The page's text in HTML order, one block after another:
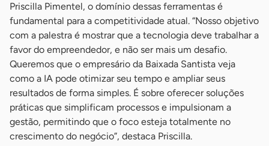
Priscilla Pimentel, o domínio dessas ferramentas é
fundamental para a competitividade atual. “Nosso objetivo
com a palestra é mostrar que a tecnologia deve trabalhar a
favor do empreendedor, e não ser mais um desafio.
Queremos que o empresário da Baixada Santista veja
como a IA pode otimizar seu tempo e ampliar seus
resultados de forma simples. É sobre oferecer soluções
práticas que simplificam processos e impulsionam a
gestão, permitindo que o foco esteja totalmente no
crescimento do negócio”, destaca Priscilla.